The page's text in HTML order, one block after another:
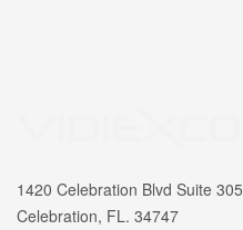
1420 Celebration Blvd Suite 305
Celebration, FL. 34747